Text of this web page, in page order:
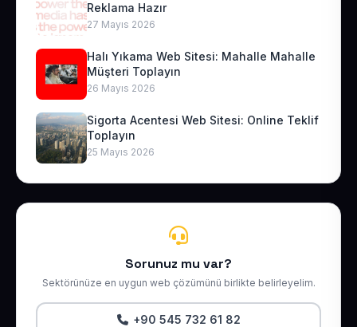
Reklama Hazır
27 Mayıs 2026
Halı Yıkama Web Sitesi: Mahalle Mahalle
Müşteri Toplayın
26 Mayıs 2026
Sigorta Acentesi Web Sitesi: Online Teklif
Toplayın
25 Mayıs 2026
Sorunuz mu var?
Sektörünüze en uygun web çözümünü birlikte belirleyelim.
+90 545 732 61 82